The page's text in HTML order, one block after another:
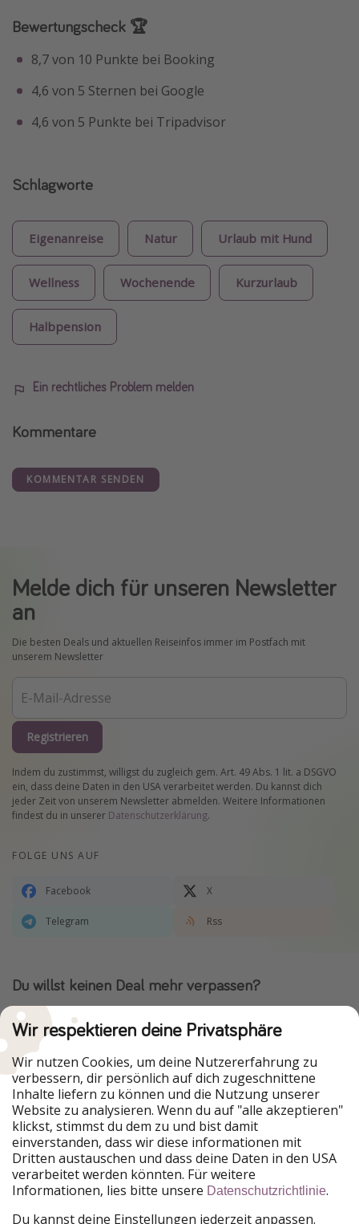
Bewertungscheck 🏆
8,7 von 10 Punkte bei Booking
4,6 von 5 Sternen bei Google
4,6 von 5 Punkte bei Tripadvisor
Schlagworte
Eigenanreise Natur Urlaub mit Hund
Wellness Wochenende Kurzurlaub
Halbpension
Ein rechtliches Problem melden
Kommentare
KOMMENTAR SENDEN
Melde dich für unseren Newsletter
an
Die besten Deals und aktuellen Reiseinfos immer im Postfach mit
unserem Newsletter
Registrieren
Indem du zustimmst, willigst du zugleich gem. Art. 49 Abs. 1 lit. a DSGVO
ein, dass deine Daten in den USA verarbeitet werden. Du kannst dich
jeder Zeit von unserem Newsletter abmelden. Weitere Informationen
findest du in unserer Datenschutzerklärung.
FOLGE UNS AUF
Facebook X
Telegram Rss
Du willst keinen Deal mehr verpassen?
Dann lade unsere App herunter.
Urlaubspiraten ist Teil der HolidayPirates Group
Unsere Märkte
PiratinViaggio
HolidayPirates
VakantiePiraten
WakacyjniPiraci
VoyagesPirates
Ferienpiraten
Urlaubspiraten
ViajerosPiratas
Wir respektieren deine Privatsphäre
Wir nutzen Cookies, um deine Nutzererfahrung zu
verbessern, dir persönlich auf dich zugeschnittene
Inhalte liefern zu können und die Nutzung unserer
Website zu analysieren. Wenn du auf "alle akzeptieren"
klickst, stimmst du dem zu und bist damit
einverstanden, dass wir diese informationen mit
Dritten austauschen und dass deine Daten in den USA
verarbeitet werden könnten. Für weitere
Informationen, lies bitte unsere Datenschutzrichtlinie.
Du kannst deine Einstellungen jederzeit anpassen.